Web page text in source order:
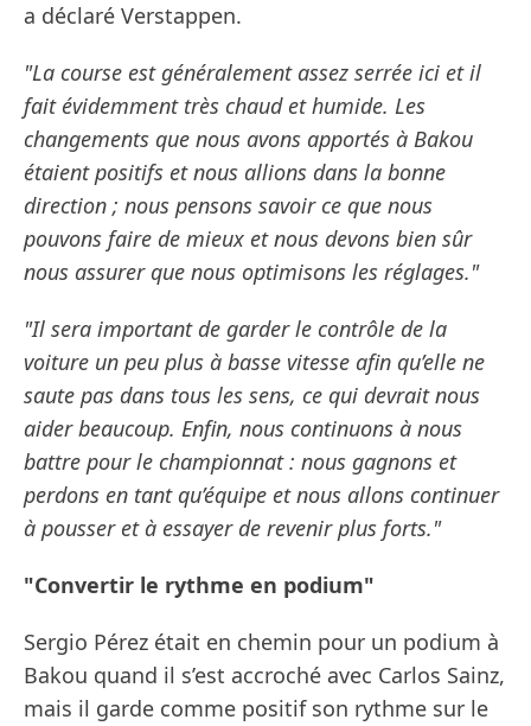
a déclaré Verstappen.
"La course est généralement assez serrée ici et il
fait évidemment très chaud et humide. Les
changements que nous avons apportés à Bakou
étaient positifs et nous allions dans la bonne
direction ; nous pensons savoir ce que nous
pouvons faire de mieux et nous devons bien sûr
nous assurer que nous optimisons les réglages."
"Il sera important de garder le contrôle de la
voiture un peu plus à basse vitesse afin qu’elle ne
saute pas dans tous les sens, ce qui devrait nous
aider beaucoup. Enfin, nous continuons à nous
battre pour le championnat : nous gagnons et
perdons en tant qu’équipe et nous allons continuer
à pousser et à essayer de revenir plus forts."
"Convertir le rythme en podium"
Sergio Pérez était en chemin pour un podium à
Bakou quand il s’est accroché avec Carlos Sainz,
mais il garde comme positif son rythme sur le